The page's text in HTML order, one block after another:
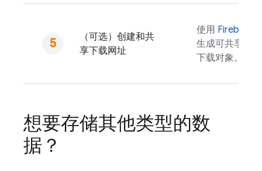
（可选）创建和共
享下载网址
使用 Firebase
生成可共享的
下载对象。
想要存储其他类型的数
据？